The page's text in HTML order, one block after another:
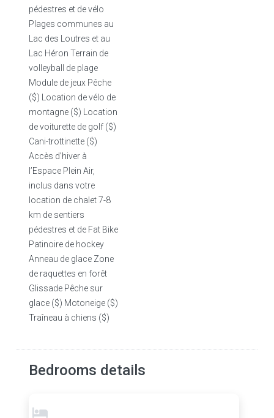
pédestres et de vélo
Plages communes au
Lac des Loutres et au
Lac Héron Terrain de
volleyball de plage
Module de jeux Pêche
($) Location de vélo de
montagne ($) Location
de voiturette de golf ($)
Cani-trottinette ($)
Accès d’hiver à
l’Espace Plein Air,
inclus dans votre
location de chalet 7-8
km de sentiers
pédestres et de Fat Bike
Patinoire de hockey
Anneau de glace Zone
de raquettes en forêt
Glissade Pêche sur
glace ($) Motoneige ($)
Traîneau à chiens ($)
Bedrooms details